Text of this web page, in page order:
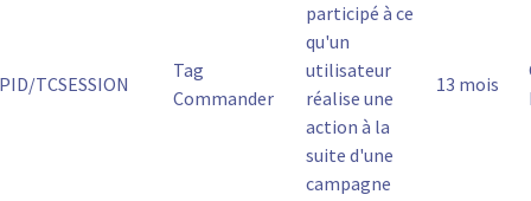
TCSESSION
Tag
Commander
participé à ce
qu'un
utilisateur
réalise une
action à la
suite d'une
campagne
13 mois